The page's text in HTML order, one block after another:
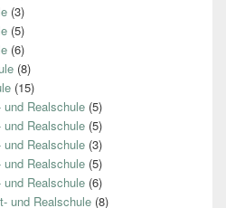
(3)
(5)
(6)
(8)
(15)
Realschule(5)
Realschule(5)
Realschule(3)
Realschule(5)
Realschule(6)
und Realschule(8)